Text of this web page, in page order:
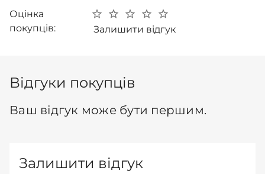
Оцінка
покупців:
Залишити відгук
Відгуки покупців
Ваш відгук може бути першим.
Залишити відгук